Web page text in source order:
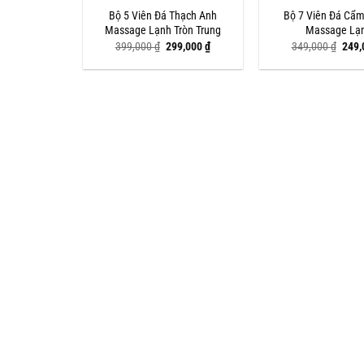
Bộ 5 Viên Đá Thạch Anh
Massage Lạnh Tròn Trung
399,000₫ Giá
là:
299,000₫Giá
hiện
tại
Bộ 7 Viên Đá
Massage
349,000₫ Giá
là: